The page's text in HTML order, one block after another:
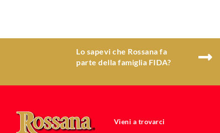
Lo sapevi che Rossana fa
parte della famiglia FIDA?
Vieni a trovarci